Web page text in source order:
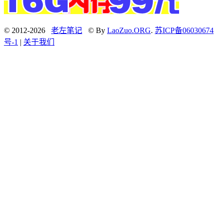
© 2012-2026 老左笔记 © By LaoZuo.ORG. 苏ICP备06030674
号-1 | 关于我们